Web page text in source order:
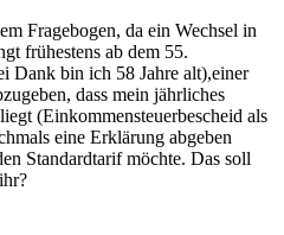
Fragebogen, da ein Wechsel in
frühestens ab dem 55.
Dank bin ich 58 Jahre alt),einer
dass mein jährliches
(Einkommensteuerbescheid als
eine Erklärung abgeben
Standardtarif möchte. Das soll